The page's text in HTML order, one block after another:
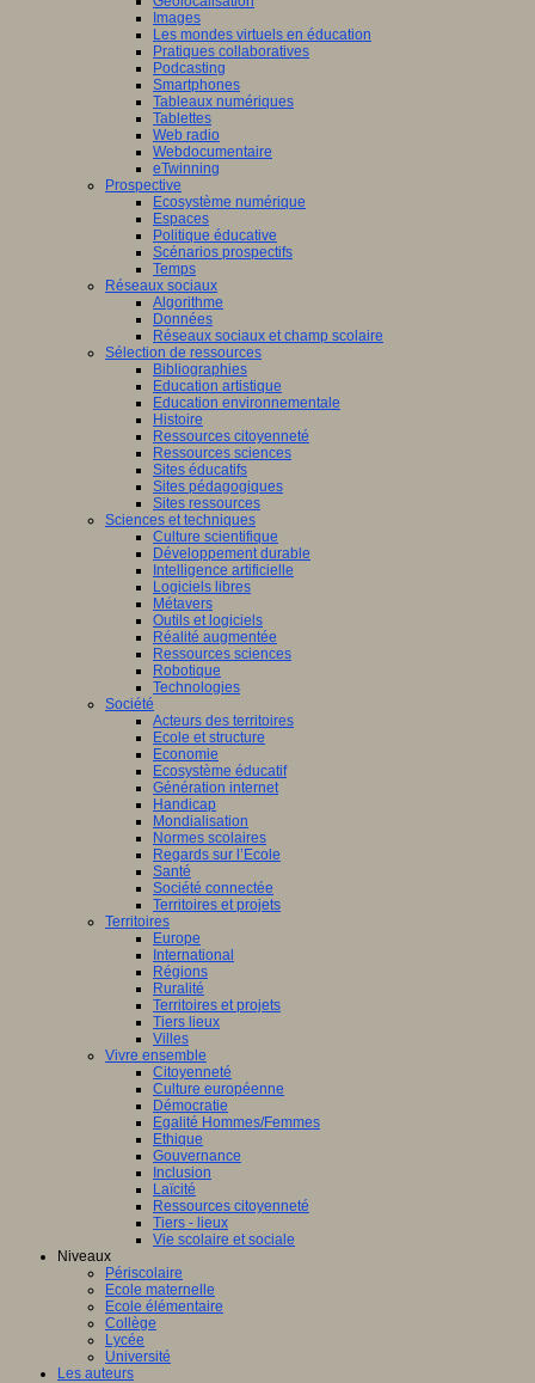
Images
Les mondes virtuels en éducation
Pratiques collaboratives
Podcasting
Smartphones
Tableaux numériques
Tablettes
Web radio
Webdocumentaire
eTwinning
Prospective
Ecosystème numérique
Espaces
Politique éducative
Scénarios prospectifs
Temps
Réseaux sociaux
Algorithme
Données
Réseaux sociaux et champ scolaire
Sélection de ressources
Bibliographies
Education artistique
Education environnementale
Histoire
Ressources citoyenneté
Ressources sciences
Sites éducatifs
Sites pédagogiques
Sites ressources
Sciences et techniques
Culture scientifique
Développement durable
Intelligence artificielle
Logiciels libres
Métavers
Outils et logiciels
Réalité augmentée
Ressources sciences
Robotique
Technologies
Société
Acteurs des territoires
Ecole et structure
Economie
Ecosystème éducatif
Génération internet
Handicap
Mondialisation
Normes scolaires
Regards sur l’Ecole
Santé
Société connectée
Territoires et projets
Territoires
Europe
International
Régions
Ruralité
Territoires et projets
Tiers lieux
Villes
Vivre ensemble
Citoyenneté
Culture européenne
Démocratie
Egalité Hommes/Femmes
Ethique
Gouvernance
Inclusion
Laïcité
Ressources citoyenneté
Tiers - lieux
Vie scolaire et sociale
Niveaux
Périscolaire
Ecole maternelle
Ecole élémentaire
Collège
Lycée
Université
Les auteurs